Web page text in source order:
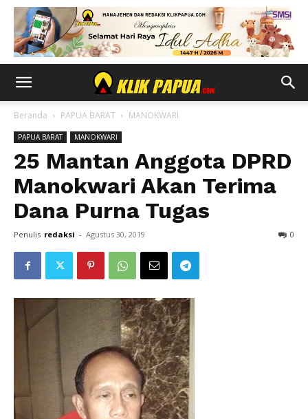
Beranda PAPUA BARAT MANOKWARI
PAPUA BARAT MANOKWARI
25 Mantan Anggota DPRD
Manokwari Akan Terima
Dana Purna Tugas
Penulis redaksi - Agustus 30, 2019 0